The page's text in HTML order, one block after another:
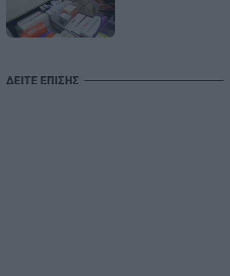
ΔΕΙΤΕ ΕΠΙΣΗΣ